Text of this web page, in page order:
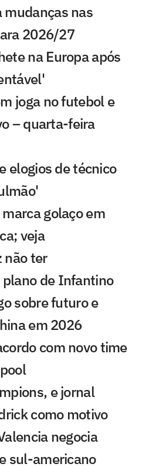
mudanças nas
2026/27
na Europa após
joga no futebol e
– quarta-feira
elogios de técnico
golaço em
veja
não ter
de Infantino
sobre futuro e
em 2026
com novo time
e jornal
como motivo
negocia
sul-americano